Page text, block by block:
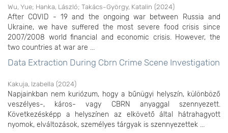
Wu, Yue; Hanka, László; Takács-György, Katalin (2024)
After COVID - 19 and the ongoing war between Russia and
Ukraine, we have suffered the most severe food crisis since
2007/2008 world financial and economic crisis. However, the
two countries at war are ...
Data Extraction During Cbrn Crime Scene Investigation
Kakuja, Izabella (2024)
Napjainkban nem kuriózum, hogy a bűnügyi helyszín, különböző
veszélyes-, káros- vagy CBRN anyaggal szennyezett.
Következésképp a helyszínen az elkövető által hátrahagyott
nyomok, elváltozások, személyes tárgyak is szennyezettek ...